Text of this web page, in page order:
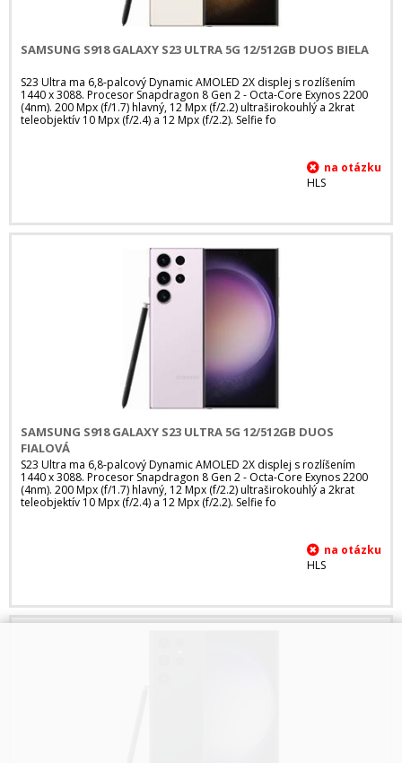
SAMSUNG S918 GALAXY S23 ULTRA 5G 12/512GB DUOS BIELA
S23 Ultra ma 6,8-palcový Dynamic AMOLED 2X displej s rozlíšením
1440 x 3088. Procesor Snapdragon 8 Gen 2 - Octa-Core Exynos 2200
(4nm). 200 Mpx (f/1.7) hlavný, 12 Mpx (f/2.2) ultraširokouhlý a 2krat
teleobjektív 10 Mpx (f/2.4) a 12 Mpx (f/2.2). Selfie fo
HLS
SAMSUNG S918 GALAXY S23 ULTRA 5G 12/512GB DUOS
FIALOVÁ
S23 Ultra ma 6,8-palcový Dynamic AMOLED 2X displej s rozlíšením
1440 x 3088. Procesor Snapdragon 8 Gen 2 - Octa-Core Exynos 2200
(4nm). 200 Mpx (f/1.7) hlavný, 12 Mpx (f/2.2) ultraširokouhlý a 2krat
teleobjektív 10 Mpx (f/2.4) a 12 Mpx (f/2.2). Selfie fo
HLS